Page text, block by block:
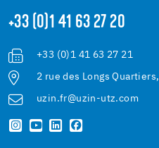
+33 (0)1 41 63 27 20
+33 (0)1 41 63 27 21
2 rue des Longs
uzin.fr@uzin-utz.com